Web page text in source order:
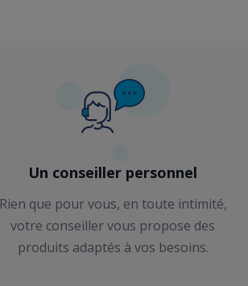
Un conseiller personnel
Rien que pour vous, en toute intimité,
votre conseiller vous propose des
produits adaptés à vos besoins.